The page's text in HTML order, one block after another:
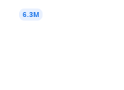
6.3M